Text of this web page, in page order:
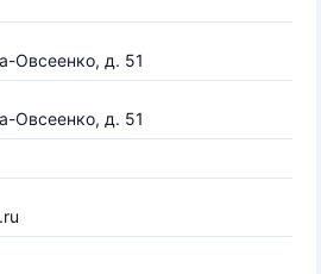
Овсеенко, д. 51
Овсеенко, д. 51